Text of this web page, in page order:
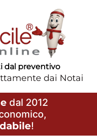
dal preventivo
dai Notai
dal 2012
!